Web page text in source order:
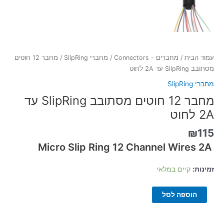
עמוד הבית / מחברים - Connectors / מחברי SlipRing
/ מחבר 12 חוטים
מסתובב SlipRing עד 2A לחוט
מחברי SlipRing
מחבר 12 חוטים מסתובב SlipRing עד
2A לחוט
₪115
זמינות: קיים במלאי
הוספה לסל